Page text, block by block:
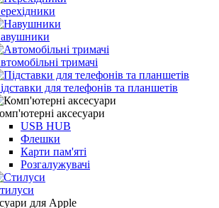
тримачі
для телефонів та планшетів
аксесуари
USB HUB
Флешки
Карти пам'яті
Розгалужувачі